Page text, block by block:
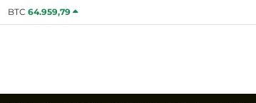
BTC 64.959,79